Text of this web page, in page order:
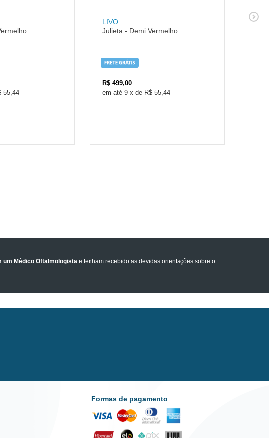
55,44
LIVO
Julieta - Demi Vermelho
R$ 499,00
9 x de R$ 55,44
LIVO
um Médico Oftalmologistae tenham recebido as devidas orientações sobre o
Formas de pagamento